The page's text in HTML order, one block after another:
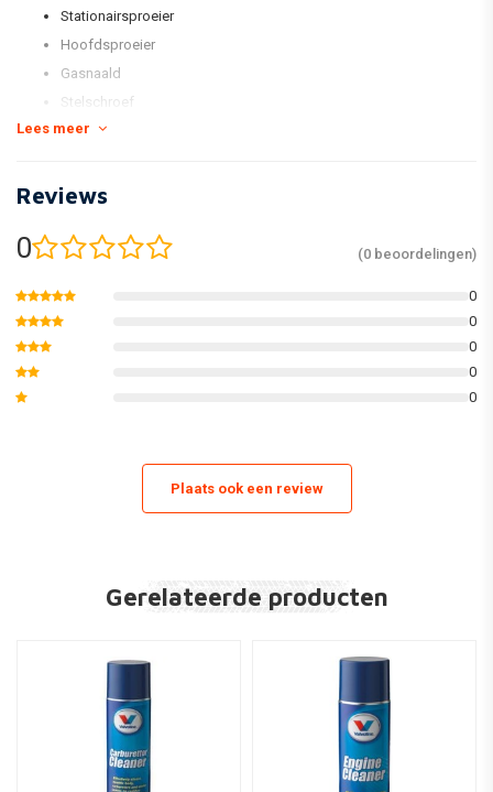
Stationairsproeier
Hoofdsproeier
Gasnaald
Stelschroef
Vlotter-naald
Lees meer
Reviews
0 (0 beoordelingen)
0
0
0
0
0
Plaats ook een review
Gerelateerde producten